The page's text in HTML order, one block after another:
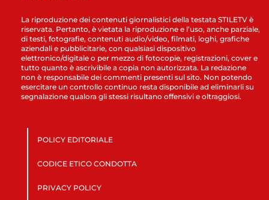
La riproduzione dei contenuti giornalistici della testata STILETV è
riservata. Pertanto, è vietata la riproduzione e l’uso, anche parziale,
di testi, fotografie, contenuti audio/video, filmati, loghi, grafiche
aziendali e pubblicitarie, con qualsiasi dispositivo
elettronico/digitale o per mezzo di fotocopie, registrazioni, cover e
tutto quanto è ascrivibile a copia non autorizzata. La redazione
non è responsabile dei commenti presenti sul sito. Non potendo
esercitare un controllo continuo resta disponibile ad eliminarli su
segnalazione qualora gli stessi risultano offensivi e oltraggiosi.
POLICY EDITORIALE
CODICE ETICO CONDOTTA
PRIVACY POLICY